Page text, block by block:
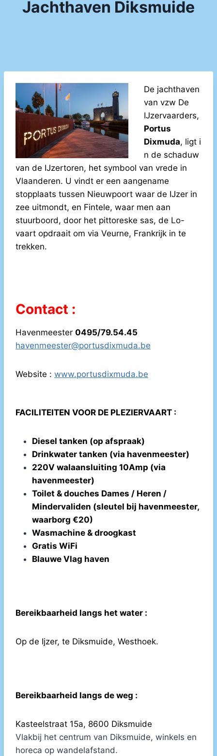
Jachthaven Diksmuide
De jachthaven
van vzw De
IJzervaarders,
Portus
Dixmuda, ligt i
n de schaduw
van de IJzertoren, het symbool van vrede in
Vlaanderen. U vindt er een aangename
stopplaats tussen Nieuwpoort waar de IJzer in
zee uitmondt, en Fintele, waar men aan
stuurboord, door het pittoreske sas, de Lo-
vaart opdraait om via Veurne, Frankrijk in te
trekken.
Contact :
Havenmeester 0495/79.54.45
havenmeester@portusdixmuda.be
Website : www.portusdixmuda.be
FACILITEITEN VOOR DE PLEZIERVAART :
Diesel tanken (op afspraak)
Drinkwater tanken (via havenmeester)
220V walaansluiting 10Amp (via
havenmeester)
Toilet & douches Dames / Heren /
Mindervaliden (sleutel bij havenmeester,
waarborg €20)
Wasmachine & droogkast
Gratis WiFi
Blauwe Vlag haven
Bereikbaarheid langs het water :
Op de Ijzer, te Diksmuide, Westhoek.
Bereikbaarheid langs de weg :
Kasteelstraat 15a, 8600 Diksmuide
Vlakbij het centrum van Diksmuide, winkels en
horeca op wandelafstand.